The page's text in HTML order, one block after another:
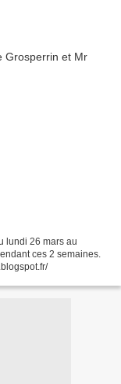
lundi 26 mars au
ces 2 semaines.